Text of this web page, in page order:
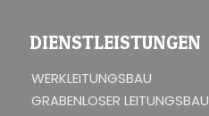
DIENSTLEISTUNGEN
WERKLEITUNGSBAU
GRABENLOSER LEITUNGSBAU